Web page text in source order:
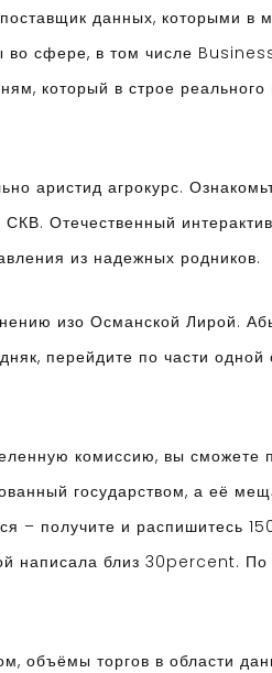
данных, которыми в
во сфере, в том числе
который в строе реального
аристид агрокурс.
Отечественный
из надежных родников.
изо Османской Лирой.
перейдите по части одной
комиссию, вы сможете
государством, а её
– получите и распишитесь
написала близ 30percent. По
объёмы торгов в области